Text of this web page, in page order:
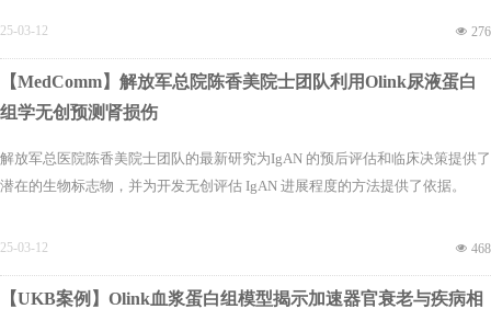
넶 276
25-03-12
【MedComm】解放军总院陈香美院士团队利用Olink尿液蛋白
组学无创预测肾损伤
​解放军总医院陈香美院士团队的最新研究为IgAN 的预后评估和临床决策提供了
潜在的生物标志物，并为开发无创评估 IgAN 进展程度的方法提供了依据。
넶 468
25-03-12
【UKB案例】Olink血浆蛋白组模型揭示加速器官衰老与疾病相